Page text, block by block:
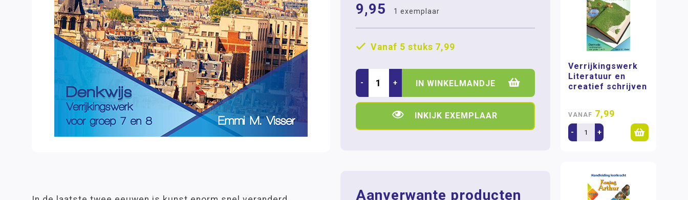
9,95 1 exemplaar
Vanaf 5 stuks 7,99
- + IN WINKELMANDJE
INKIJK EXEMPLAAR
Aanverwante producten
Verrijkingswerk
Literatuur en
creatief schrijven
VANAF 7,99
- +